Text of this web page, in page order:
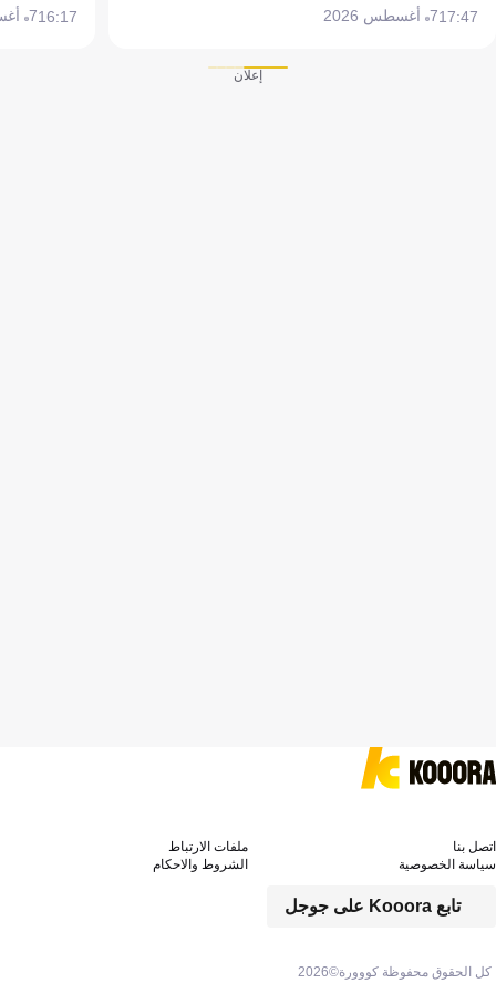
17:477 أغسطس 2026 16:177 أغسطس 2026
إعلان
كل الحقوق محفوظة كووورة©2026
تابع Kooora على جوجل
اتصل بنا
ملفات الارتباط
سياسة الخصوصية
الشروط والاحكام